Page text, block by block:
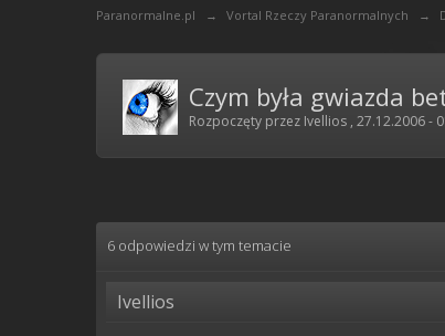
Paranormalne.pl → Vortal Rzeczy Paranormalnych →
Czym była gwiazda
Rozpoczęty przez Ivellios ,27.12.2006 -
6 odpowiedzi w tym temacie
Ivellios